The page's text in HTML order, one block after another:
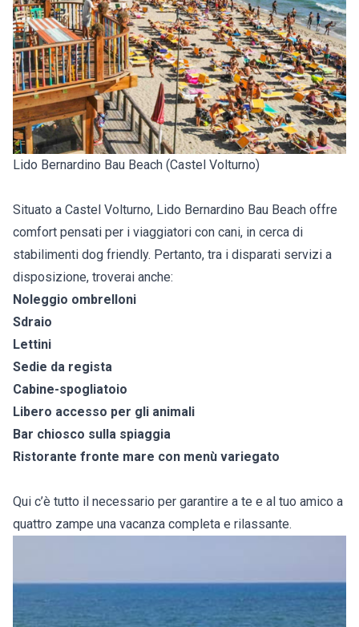
Lido Bernardino Bau Beach (Castel Volturno)
Situato a Castel Volturno, Lido Bernardino Bau Beach offre
comfort pensati per i viaggiatori con cani, in cerca di
stabilimenti dog friendly. Pertanto, tra i disparati servizi a
disposizione, troverai anche:
Noleggio ombrelloni
Sdraio
Lettini
Sedie da regista
Cabine-spogliatoio
Libero accesso per gli animali
Bar chiosco sulla spiaggia
Ristorante fronte mare con menù variegato
Qui c’è tutto il necessario per garantire a te e al tuo amico a
quattro zampe una vacanza completa e rilassante.